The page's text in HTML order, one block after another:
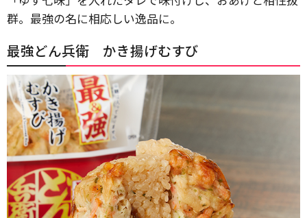
群。最強の名に相応しい逸品に。
最強どん兵衛 かき揚げむすび